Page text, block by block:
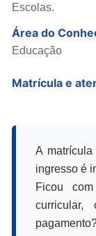
Escolas.
Área do
Educação
Matrícula e
A
ingresso é
Ficou